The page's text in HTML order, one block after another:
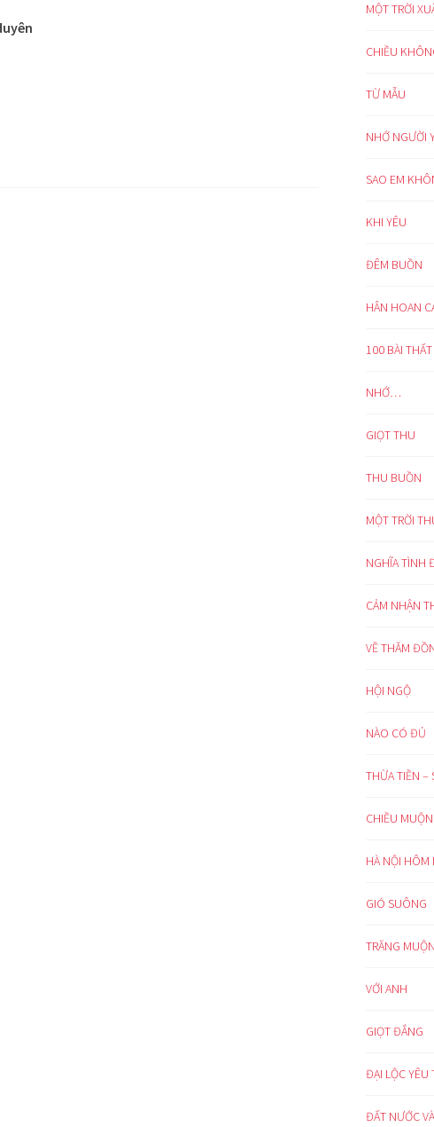
MỘT TRỜI
CHIỀU
TỪ MẪU
NHỚ NGƯỜI
SAO EM
KHI YÊU
ĐÊM BUỒN
HÂN HOAN
100 BÀI
NHỚ…
GIỌT THU
THU BUỒN
MỘT TRỜI
NGHĨA TÌNH
CẢM NHẬN
VỀ THĂM
HỘI NGỘ
NÀO CÓ ĐỦ
THỪA TIỀN –
CHIỀU MUỘN
HÀ NỘI HÔM
GIÓ SUÔNG
TRĂNG MUỘN
VỚI ANH
GIỌT ĐẮNG
ĐẠI LỘC YÊU
ĐẤT NƯỚC